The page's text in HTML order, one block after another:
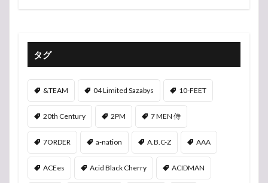
タグ
&TEAM 04 Limited Sazabys 10-FEET
20th Century 2PM 7 MEN 侍
7ORDER a-nation A.B.C-Z AAA
ACEes Acid Black Cherry ACIDMAN